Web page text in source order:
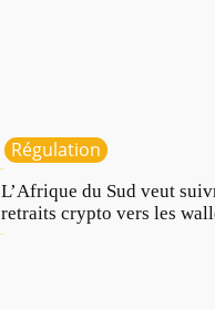
Régulation
L’Afrique du Sud veut
retraits crypto vers les